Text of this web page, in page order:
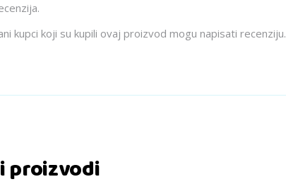
kupci koji su kupili ovaj proizvod mogu napisati recenziju.
proizvodi